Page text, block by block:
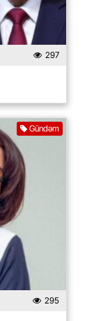
297
Gündəm
295